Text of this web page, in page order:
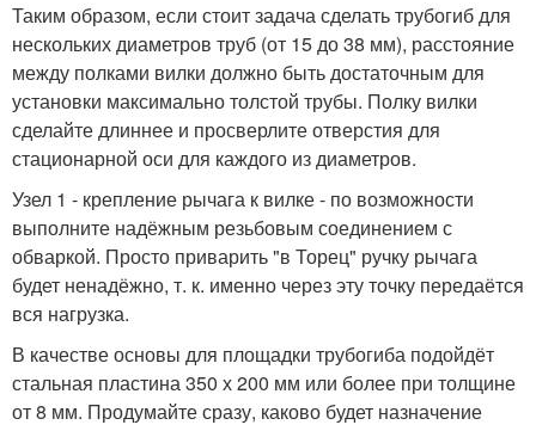
Таким образом, если стоит задача сделать трубогиб для
нескольких диаметров труб (от 15 до 38 мм), расстояние
между полками вилки должно быть достаточным для
установки максимально толстой трубы. Полку вилки
сделайте длиннее и просверлите отверстия для
стационарной оси для каждого из диаметров.
Узел 1 - крепление рычага к вилке - по возможности
выполните надёжным резьбовым соединением с
обваркой. Просто приварить "в Торец" ручку рычага
будет ненадёжно, т. к. именно через эту точку передаётся
вся нагрузка.
В качестве основы для площадки трубогиба подойдёт
стальная пластина 350 х 200 мм или более при толщине
от 8 мм. Продумайте сразу, каково будет назначение